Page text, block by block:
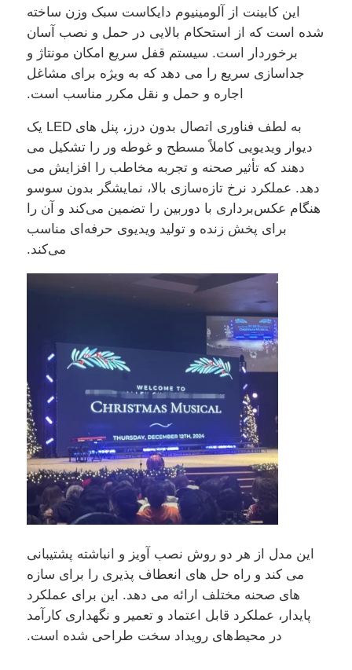
بازدید از کارخانه
کنترل کیفیت
درخواست قیمت
صفحه نمایش LED
اجاره صفحه نمایش LED
دیوار ویدیویی LED COB
این کابینت از آلومینیوم دایکاست سبک وزن ساخته
شده است که از استحکام بالایی در حمل و نصب آسان
برخوردار است. سیستم قفل سریع امکان مونتاژ و
جداسازی سریع را می دهد که به ویژه برای مشاغل
اجاره و حمل و نقل مکرر مناسب است.
به لطف فناوری اتصال بدون درز، پنل های LED یک
دیوار ویدیویی کاملاً مسطح و غوطه ور را تشکیل می
دهند که تأثیر صحنه و تجربه مخاطب را افزایش می
دهد. عملکرد نرخ تازه‌سازی بالا، نمایشگر بدون سوسو
هنگام عکس‌برداری با دوربین را تضمین می‌کند و آن را
برای پخش زنده و تولید ویدیوی حرفه‌ای مناسب
می‌کند.
این مدل از هر دو روش نصب آویز و انباشته پشتیبانی
می کند و راه حل های انعطاف پذیری را برای سازه
های صحنه مختلف ارائه می دهد. این برای عملکرد
پایدار، عملکرد قابل اعتماد و تعمیر و نگهداری کارآمد
در محیط‌های رویداد سخت طراحی شده است.